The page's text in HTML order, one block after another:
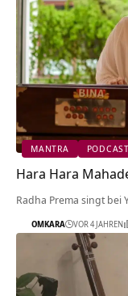
MANTRA PODCAST
Hara Hara
Radha Prema singt bei
OMKARA VOR 4 JAHREN